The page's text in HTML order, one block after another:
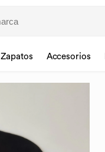
Zapatos Accesorios